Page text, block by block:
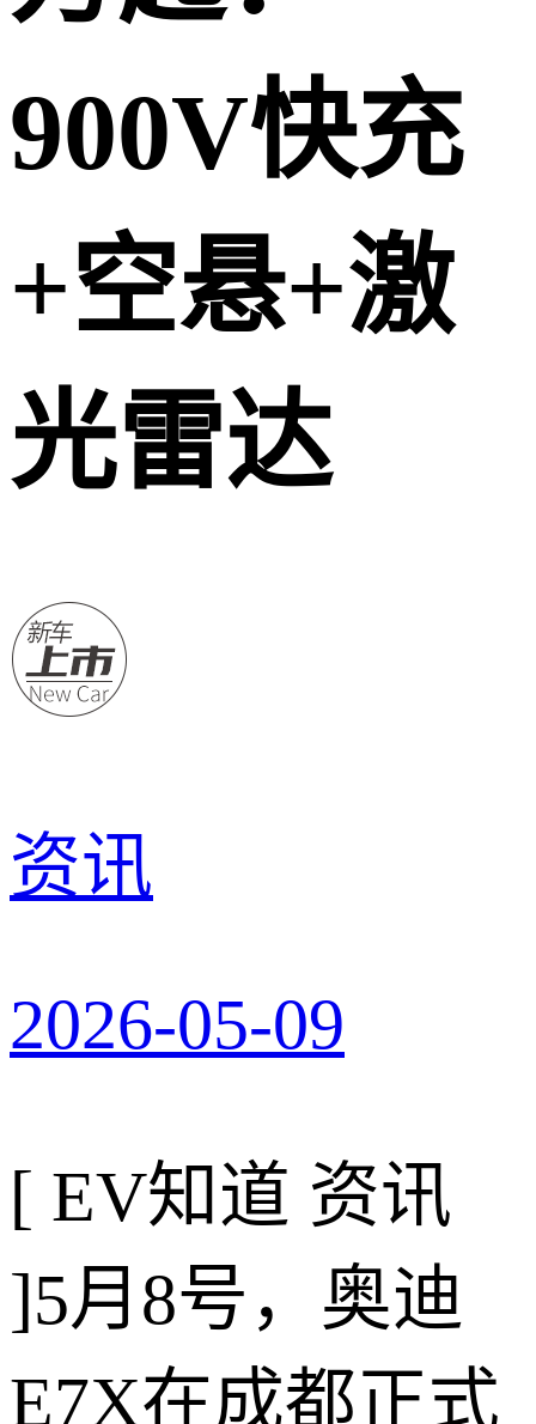
900V快充
+空悬+激
光雷达
资讯
2026-05-09
[ EV知道 资讯
]5月8号，奥迪
E7X在成都正式